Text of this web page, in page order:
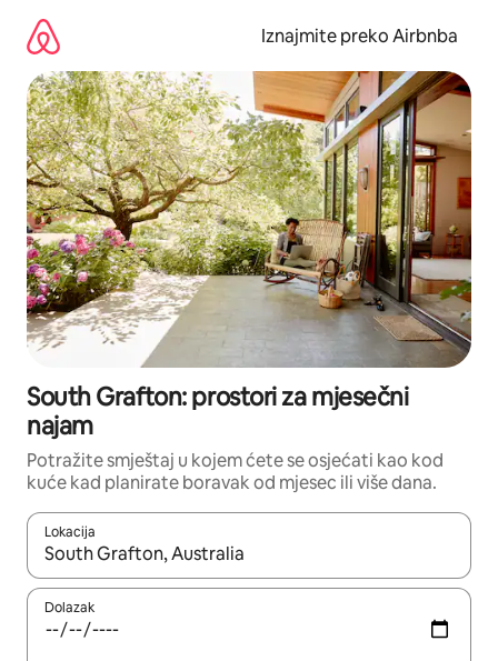
sadržaj
Iznajmite preko Airbnba
South Grafton: prostori za mjesečni
najam
Potražite smještaj u kojem ćete se osjećati kao kod
kuće kad planirate boravak od mjesec ili više dana.
Lokacija
Kada budu dostupni rezultati, moći ćete ih pregledati
Dolazak